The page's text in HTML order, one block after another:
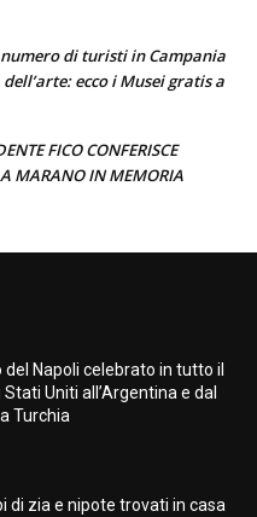
di turisti in Campania
ecco i Musei gratis a
FICO CONFERISCE
A MARANO IN MEMORIA
del Napoli celebrato in tutto il
Uniti all’Argentina e dal
Turchia
di zia e nipote trovati in casa